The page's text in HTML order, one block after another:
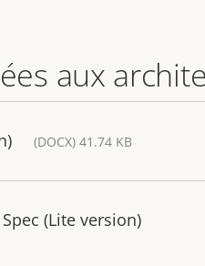
aux
(DOCX) 41.74 KB
(Lite version)